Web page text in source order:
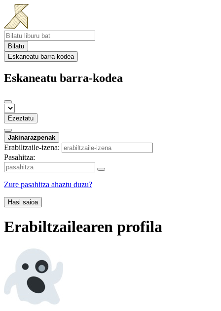
Bilatu
Eskaneatu barra-kodea
Eskaneatu barra-kodea
Ezeztatu
Jakinarazpenak
Erabiltzaile-izena:
Pasahitza:
Zure pasahitza ahaztu duzu?
Hasi saioa
Erabiltzailearen profila